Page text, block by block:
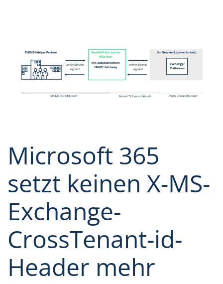
Microsoft 365
setzt keinen X-MS-
Exchange-
CrossTenant-id-
Header mehr